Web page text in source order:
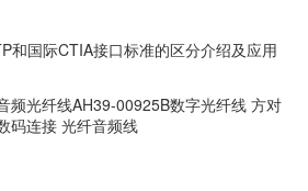
和国际CTIA接口标准的区分介绍及应用
频光纤线AH39-00925B数字光纤线 方对
码连接 光纤音频线